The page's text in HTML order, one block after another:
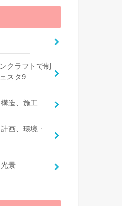
クラフトで制
スタ9
造、施工
画、環境・
光景